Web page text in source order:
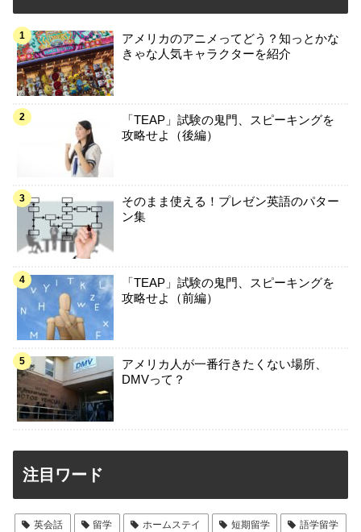
アメリカのアニメってどう？知っとかな
きゃな人気キャラクターを紹介
「TEAP」試験の鬼門、スピーキングを
攻略せよ（後編）
そのまま使える！プレゼン英語のパター
ン集
「TEAP」試験の鬼門、スピーキングを
攻略せよ（前編）
アメリカ人が一番行きたくない場所、
DMVって？
注目ワード
英会話 留学 ホームステイ 短期留学 語学留学